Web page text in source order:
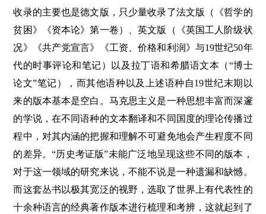
收录的主要也是德文版，只少量收录了法文版（《哲学的
贫困》《资本论》第一卷）、英文版（《英国工人阶级状
况》《共产党宣言》《工资、价格和利润》与19世纪50年
代的时事评论和笔记）以及拉丁语和希腊语文本（“博士
论文”笔记），而其他语种以及上述语种自19世纪末期以
来的版本基本是空白。马克思主义是一种思想丰富而深邃
的学说，在不同语种的文本翻译和不同国度的理论传播过
程中，对其内涵的把握和理解不可避免地会产生程度不同
的差异。“历史考证版”未能广泛地呈现这些不同的版本，
对于这一领域的研究来说，不能不说是一种遗漏和缺憾。
而这套丛书以极其宽泛的视野，选取了世界上有代表性的
十余种语言的经典著作版本进行梳理和考辨，这就起到了